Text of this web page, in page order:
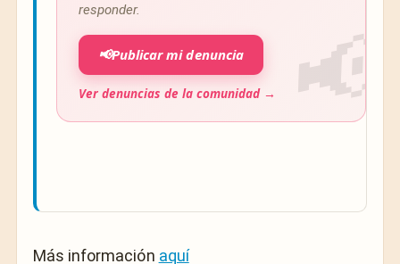
responder.
📢Publicar mi denuncia
Ver denuncias de la comunidad →
Más información aquí